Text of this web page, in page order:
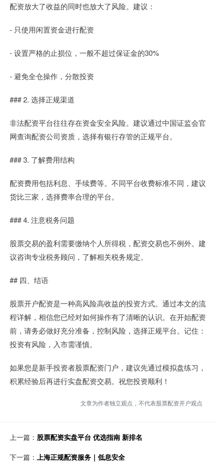
配资放大了收益的同时也放大了风险。建议：
- 只使用闲置资金进行配资
- 设置严格的止损位，一般不超过保证金的30%
- 避免全仓操作，分散投资
### 2. 选择正规渠道
非法配资平台往往存在资金安全风险。建议通过中国证监会官
网查询配资公司资质，选择有银行存管的正规平台。
### 3. 了解费用结构
配资费用包括利息、手续费等。不同平台收费标准不同，建议
货比三家，选择费率合理的平台。
### 4. 注意税务问题
股票交易的盈利需要缴纳个人所得税，配资交易也不例外。建
议咨询专业税务顾问，了解相关税务规定。
## 四、结语
股票开户配资是一种高风险高收益的投资方式。通过本文的流
程详解，相信您已经对如何操作有了清晰的认识。在开始配资
前，请务必做好充分准备，控制风险，选择正规平台。记住：
投资有风险，入市需谨慎。
如果您是新手投资者股票配资门户，建议先通过模拟盘练习，
积累经验后再进行实盘配资交易。祝您投资顺利！
文章为作者独立观点，不代表股票配资开户观点
上一篇： 股票配资实盘平台 优选指南 新排名
下一篇： 上海正规配资服务｜低息安全